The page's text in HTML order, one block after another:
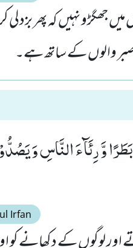
جھگڑو نہیں کہ پھر
صبر والوں کے ساتھ ہے۔
وَّ رِئَآءَ النَّاسِ وَ
Irfan